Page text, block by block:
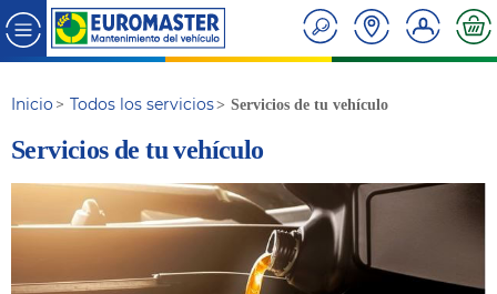
Inicio Todos los servicios Servicios de tu vehículo
Servicios de tu vehículo